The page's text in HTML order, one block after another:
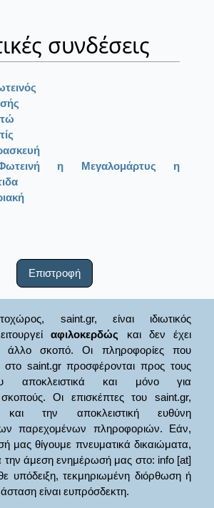
συνδέσεις
η Μεγαλομάρτυς η
Επιστροφή
saint.gr, είναι ιδιωτικός
αφιλοκερδώς και δεν έχει
άλλο σκοπό. Οι πληροφορίες που
στο saint.gr προσφέρονται προς τους
αποκλειστικά και μόνο για
σκοπούς. Οι επισκέπτες του saint.gr,
και την αποκλειστική ευθύνη
παρεχομένων πληροφοριών. Εάν,
μας θίγουμε πνευματικά δικαιώματα,
την άμεση ενημέρωσή μας στο: info [at]
υπόδειξη, τεκμηριωμένη διόρθωση ή
είναι ευπρόσδεκτη.